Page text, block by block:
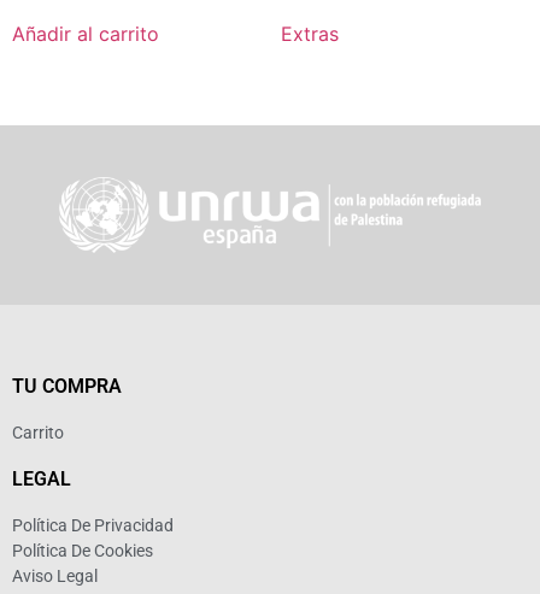
Añadir al carrito Extras
TU COMPRA
Carrito
LEGAL
Política De Privacidad
Política De Cookies
Aviso Legal